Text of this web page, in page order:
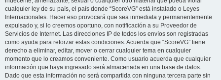
cualquier ley de su país, el país donde “ScoreVG” está instalado o Leyes
Internacionales. Hacer eso provocará que sea inmediata y permanentemente
expulsado y, si lo creemos oportuno, con notificación a su Proveedor de
Servicios de Internet. Las direcciones IP de todos los envíos son registradas
como ayuda para reforzar estas condiciones. Acuerda que “ScoreVG” tiene
derecho a eliminar, editar, mover o cerrar cualquier tema en cualquier
momento que lo creamos conveniente. Como usuario acuerda que cualquier
información que haya ingresado será almacenada en una base de datos.
Dado que esta información no será compartida con ninguna tercera parte sin